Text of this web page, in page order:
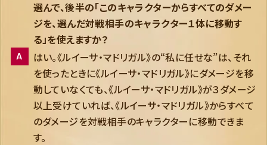
選んで、後半の「このキャラクターからすべてのダメー
ジを、選んだ対戦相手のキャラクター１体に移動す
る」を使えますか？
はい。《ルイーサ・マドリガル》の“私に任せな”は、それ
を使ったときに《ルイーサ・マドリガル》にダメージを移
動していなくても、《ルイーサ・マドリガル》が３ダメージ
以上受けていれば、《ルイーサ・マドリガル》からすべて
のダメージを対戦相手のキャラクターに移動できま
す。